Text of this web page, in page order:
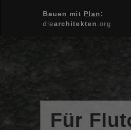
Bauen mit Plan:
diearchitekten .org
Für